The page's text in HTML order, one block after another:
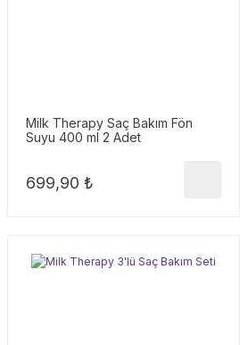
Milk Therapy Saç Bakım Fön
Suyu 400 ml 2 Adet
699,90 ₺